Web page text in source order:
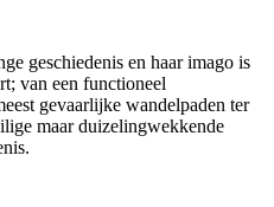
geschiedenis en haar imago is
van een functioneel
gevaarlijke wandelpaden ter
maar duizelingwekkende